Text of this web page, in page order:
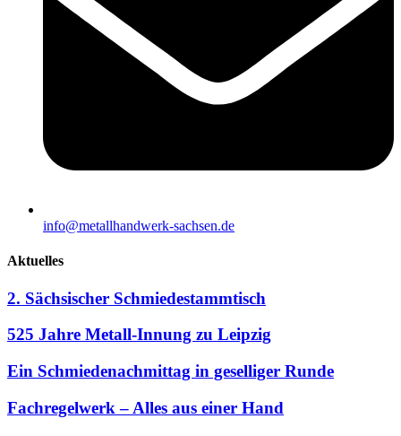
info@metallhandwerk-sachsen.de
Aktuelles
2. Sächsischer Schmiedestammtisch
525 Jahre Metall-Innung zu Leipzig
Ein Schmiedenachmittag in geselliger Runde
Fachregelwerk – Alles aus einer Hand